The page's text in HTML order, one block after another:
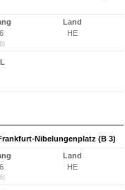
Land
HE
Nibelungenplatz (B 3)
Land
HE